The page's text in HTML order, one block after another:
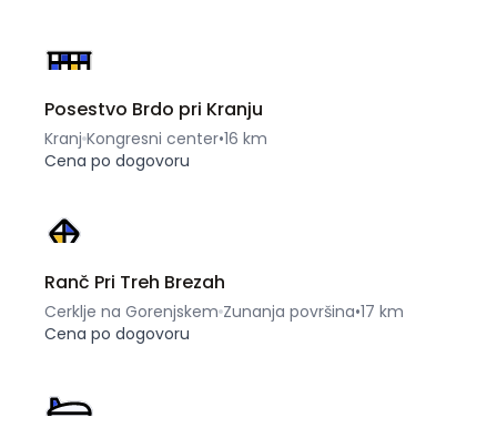
Posestvo Brdo pri Kranju
Kranj Kongresni center•16 km
Cena po dogovoru
Ranč Pri Treh Brezah
Cerklje na Gorenjskem Zunanja površina•17 km
Cena po dogovoru